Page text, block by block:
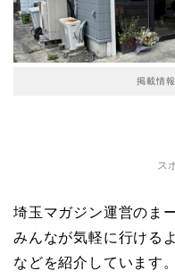
掲載情
ス
埼玉マガジン運営のま
みんなが気軽に行ける
などを紹介しています。